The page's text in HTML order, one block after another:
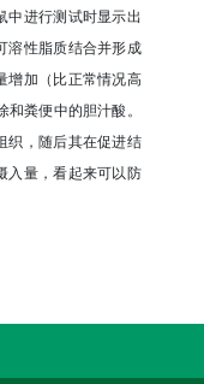
中进行测试时显示出
溶性脂质结合并形成
增加（比正常情况高
粪便中的胆汁酸。
织，随后其在促进结
入量，看起来可以防